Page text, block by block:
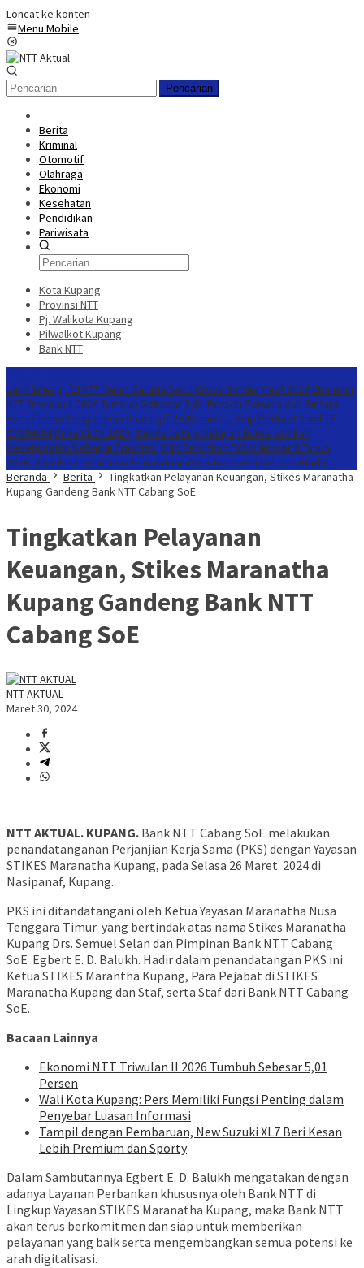
Loncat ke konten
Menu Mobile
Pencarian
Berita
Kriminal
Otomotif
Olahraga
Ekonomi
Kesehatan
Pendidikan
Pariwisata
Kota Kupang
Provinsi NTT
Pj. Walikota Kupang
Pilwalkot Kupang
Bank NTT
Jalin Sinergi, BI NTT Gelar Garuda Sakti Cross Border Fest 2026 Ekonomi
NTT Triwulan II 2026 Tumbuh Sebesar 5,01 Persen Perwira dan Bintara
Baru Terima Pengarahan Kasbrigif 21/Komodo, Siap Perkuat Yonif TP
939/MMM Buka SLCN 2026, Sekda Jeffry: Nelayan Harus Jadikan
Keselamatan Sebagai Prioritas OJK Terbitkan POJK Nomor 8 Tahun
2026, Atur Pelaporan dan Permintaan Data Transaksi Industri Pindar
Beranda
Berita
Tingkatkan Pelayanan Keuangan, Stikes Maranatha
Kupang Gandeng Bank NTT Cabang SoE
Tingkatkan Pelayanan
Keuangan, Stikes Maranatha
Kupang Gandeng Bank NTT
Cabang SoE
NTT AKTUAL
Maret 30, 2024
NTT AKTUAL. KUPANG. Bank NTT Cabang SoE melakukan
penandatanganan Perjanjian Kerja Sama (PKS) dengan Yayasan
STIKES Maranatha Kupang, pada Selasa 26 Maret 2024 di
Nasipanaf, Kupang.
PKS ini ditandatangani oleh Ketua Yayasan Maranatha Nusa
Tenggara Timur yang bertindak atas nama Stikes Maranatha
Kupang Drs. Semuel Selan dan Pimpinan Bank NTT Cabang
SoE Egbert E. D. Balukh. Hadir dalam penandatangan PKS ini
Ketua STIKES Marantha Kupang, Para Pejabat di STIKES
Maranatha Kupang dan Staf, serta Staf dari Bank NTT Cabang
SoE.
Bacaan Lainnya
Ekonomi NTT Triwulan II 2026 Tumbuh Sebesar 5,01
Persen
Wali Kota Kupang: Pers Memiliki Fungsi Penting dalam
Penyebar Luasan Informasi
Tampil dengan Pembaruan, New Suzuki XL7 Beri Kesan
Lebih Premium dan Sporty
Dalam Sambutannya Egbert E. D. Balukh mengatakan dengan
adanya Layanan Perbankan khususnya oleh Bank NTT di
Lingkup Yayasan STIKES Maranatha Kupang, maka Bank NTT
akan terus berkomitmen dan siap untuk memberikan
pelayanan yang baik serta mengembangkan semua potensi ke
arah digitalisasi.